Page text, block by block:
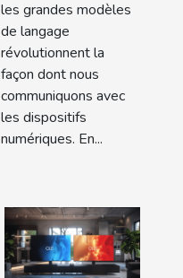
les grandes modèles
de langage
révolutionnent la
façon dont nous
communiquons avec
les dispositifs
numériques. En...